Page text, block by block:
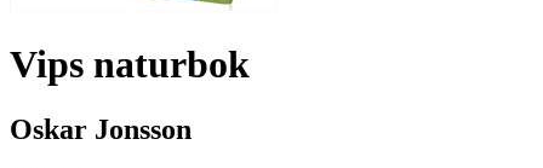
Vips naturbok
Oskar Jonsson